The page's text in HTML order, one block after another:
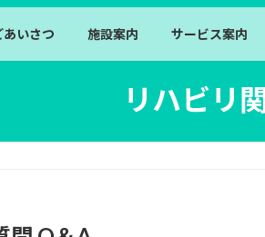
あいさつ 施設案内 サービス案内
リハビリ